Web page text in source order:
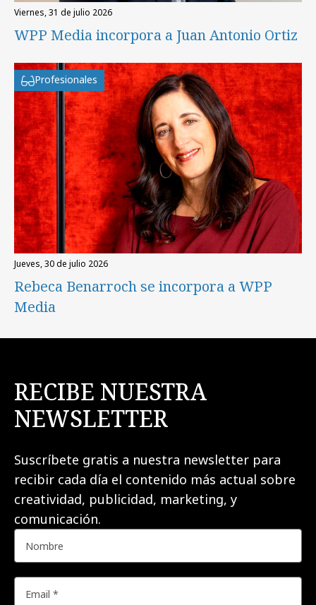
viernes, 31 de julio 2026
WPP Media incorpora a Juan Antonio Ortiz
Profesionales
jueves, 30 de julio 2026
Rebeca Benarroch se incorpora a WPP
Media
RECIBE NUESTRA
NEWSLETTER
Suscríbete gratis a nuestra newsletter para
recibir cada día el contenido más actual sobre
creatividad, publicidad, marketing, y
comunicación.